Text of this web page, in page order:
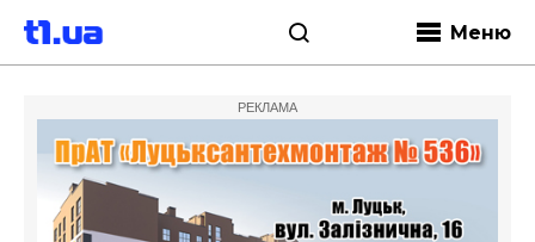
Меню
РЕКЛАМА